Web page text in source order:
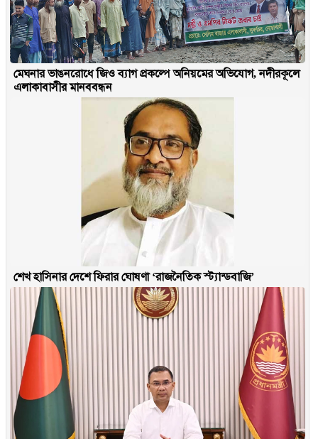
মেঘনার ভাঙনরোধে জিও ব্যাগ প্রকল্পে অনিয়মের অভিযোগ, নদীরকূলে
এলাকাবাসীর মানববন্ধন
শেখ হাসিনার দেশে ফিরার ঘোষণা ‘রাজনৈতিক স্ট্যান্ডবাজি’